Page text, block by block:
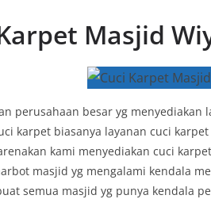
Masjid
perusahaan besar yg
karpet biasanya layanan cuci
kami menyediakan cuci
masjid yg mengalami kendala
semua masjid yg punya kendala